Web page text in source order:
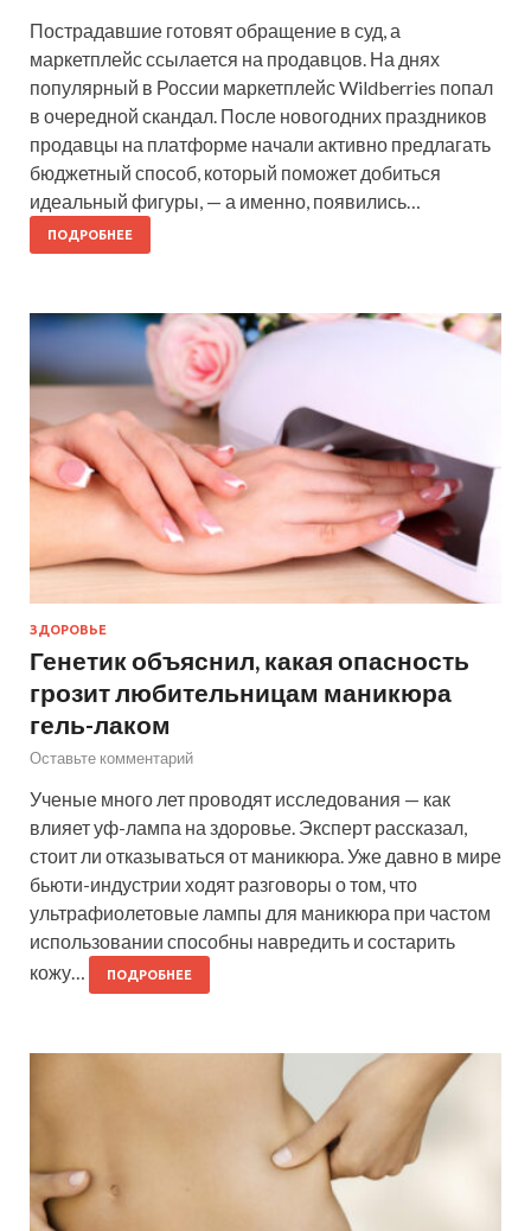
Пострадавшие готовят обращение в суд, а
маркетплейс ссылается на продавцов. На днях
популярный в России маркетплейс Wildberries попал
в очередной скандал. После новогодних праздников
продавцы на платформе начали активно предлагать
бюджетный способ, который поможет добиться
идеальный фигуры, — а именно, появились…
ПОДРОБНЕЕ
ЗДОРОВЬЕ
Генетик объяснил, какая опасность
грозит любительницам маникюра
гель-лаком
Оставьте комментарий
Ученые много лет проводят исследования — как
влияет уф-лампа на здоровье. Эксперт рассказал,
стоит ли отказываться от маникюра. Уже давно в мире
бьюти-индустрии ходят разговоры о том, что
ультрафиолетовые лампы для маникюра при частом
использовании способны навредить и состарить
кожу…
ПОДРОБНЕЕ